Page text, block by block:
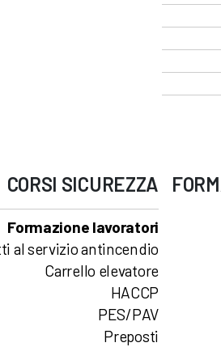
CORSI SICUREZZA
al servizio antincendio
Carrello elevatore
Formazione lavoratori
HACCP
PES/PAV
Preposti